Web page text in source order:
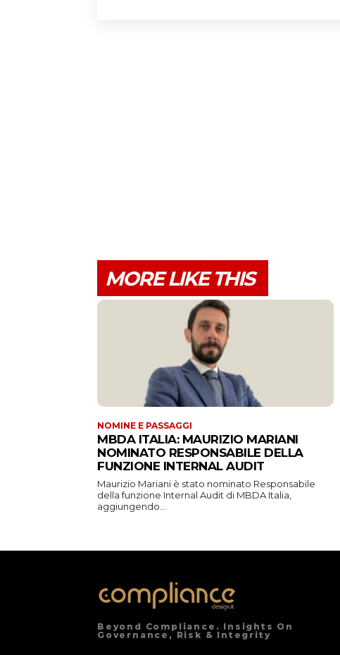
MORE LIKE THIS
NOMINE E PASSAGGI
MBDA ITALIA: MAURIZIO MARIANI
NOMINATO RESPONSABILE DELLA
FUNZIONE INTERNAL AUDIT
Maurizio Mariani è stato nominato Responsabile
della funzione Internal Audit di MBDA Italia,
aggiungendo...
Beyond Compliance. Insights On
Governance, Risk & Integrity